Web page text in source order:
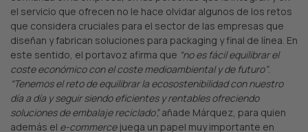
el servicio que ofrecen no le hace olvidar algunos de los retos
que considera cruciales para el sector de las empresas que
diseñan y fabrican soluciones para packaging y final de línea. En
este sentido, el portavoz afirma que “no es fácil equilibrar el
coste económico con el coste medioambiental y de futuro”.
“Tenemos el reto de equilibrar la ecosostenibilidad con nuestro
día a día y seguir siendo eficientes y rentables ofreciendo
soluciones de embalaje reciclado”,añade Márquez, para quien
además el e-commercejuega un papel muy importante en